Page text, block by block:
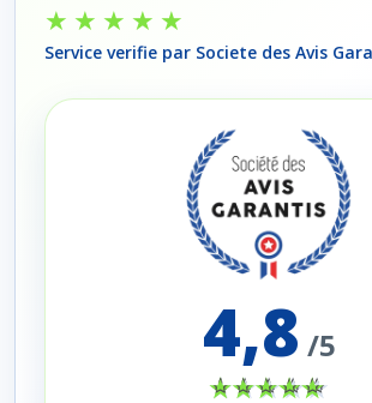
★★★★★
Service verifie par Societe des Avis
4,8 /5